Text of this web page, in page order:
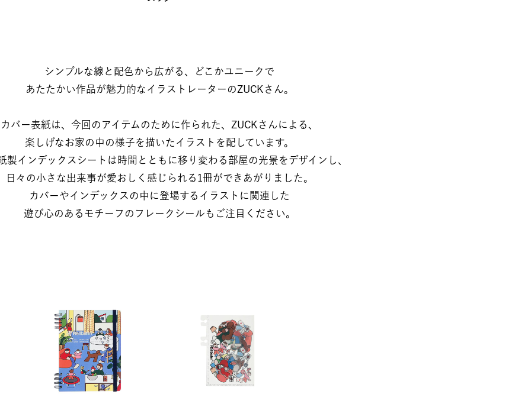
シンプルな線と配色から広がる、どこかユニークで​​
あたたかい作品が魅力的なイラストレーターのZUCKさん。​
カバー表紙は、今回のアイテムのために作られた、ZUCKさんによる、​
​楽しげなお家の中の様子を描いたイラストを配しています。​​
製インデックスシートは時間とともに移り変わる部屋の光景をデザインし、​
​日々の小さな出来事が愛おしく感じられる1冊ができあがりました。​​
カバーやインデックスの中に登場するイラストに関連した​​
遊び心のあるモチーフのフレークシールもご注目ください。​